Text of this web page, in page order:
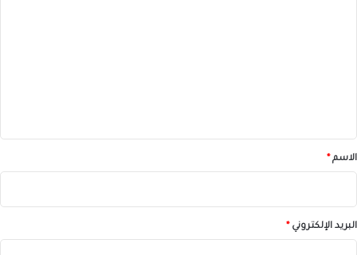
*الاسم *
البريد الإلكتروني *